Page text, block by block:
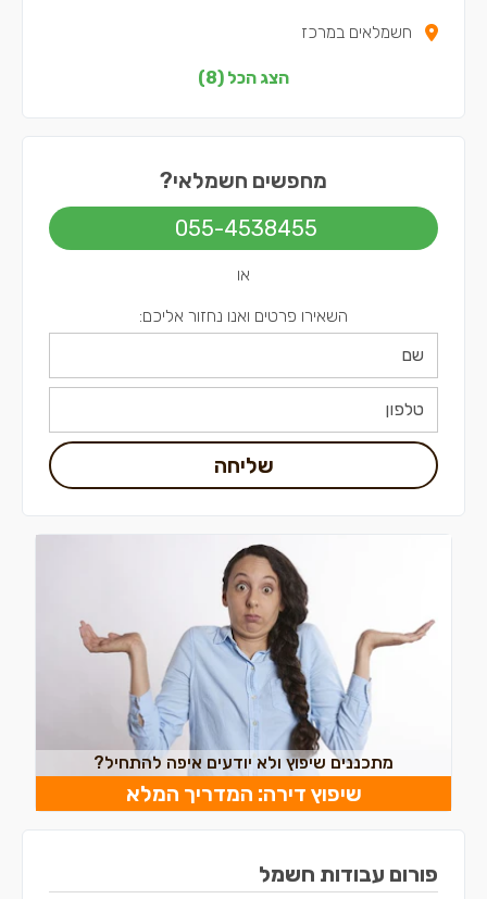
חשמלאים במרכז
חשמלאים בדרום
חשמלאים בירושלים
חשמלאים בתל אביב
הצג הכל (8)
מחפשים חשמלאי?
055-4538455
או
השאירו פרטים ואנו נחזור אליכם:
שליחה
מתכננים שיפוץ ולא יודעים איפה להתחיל?
שיפוץ דירה: המדריך המלא
פורום עבודות חשמל